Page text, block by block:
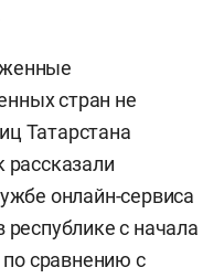
стран не
Татарстана
рассказали
онлайн-сервиса
республике с начала
по сравнению с